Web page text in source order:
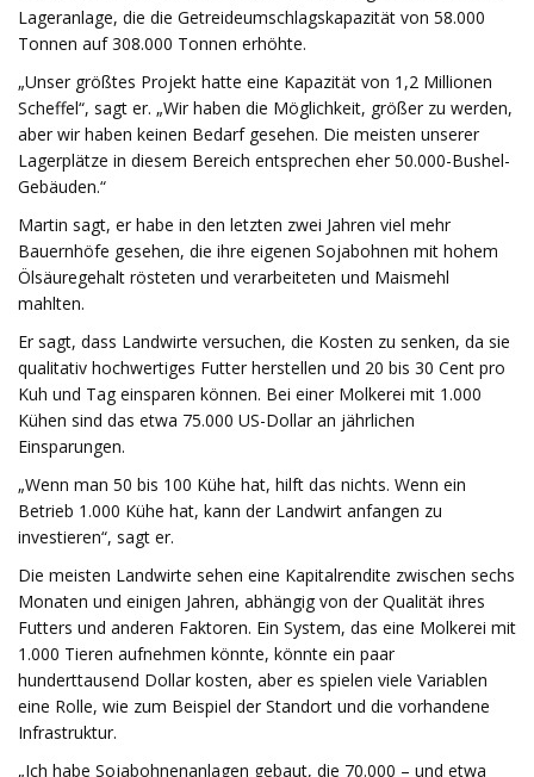
Lageranlage, die die Getreideumschlagskapazität von 58.000
Tonnen auf 308.000 Tonnen erhöhte.
„Unser größtes Projekt hatte eine Kapazität von 1,2 Millionen
Scheffel“, sagt er. „Wir haben die Möglichkeit, größer zu werden,
aber wir haben keinen Bedarf gesehen. Die meisten unserer
Lagerplätze in diesem Bereich entsprechen eher 50.000-Bushel-
Gebäuden.“
Martin sagt, er habe in den letzten zwei Jahren viel mehr
Bauernhöfe gesehen, die ihre eigenen Sojabohnen mit hohem
Ölsäuregehalt rösteten und verarbeiteten und Maismehl
mahlten.
Er sagt, dass Landwirte versuchen, die Kosten zu senken, da sie
qualitativ hochwertiges Futter herstellen und 20 bis 30 Cent pro
Kuh und Tag einsparen können. Bei einer Molkerei mit 1.000
Kühen sind das etwa 75.000 US-Dollar an jährlichen
Einsparungen.
„Wenn man 50 bis 100 Kühe hat, hilft das nichts. Wenn ein
Betrieb 1.000 Kühe hat, kann der Landwirt anfangen zu
investieren“, sagt er.
Die meisten Landwirte sehen eine Kapitalrendite zwischen sechs
Monaten und einigen Jahren, abhängig von der Qualität ihres
Futters und anderen Faktoren. Ein System, das eine Molkerei mit
1.000 Tieren aufnehmen könnte, könnte ein paar
hunderttausend Dollar kosten, aber es spielen viele Variablen
eine Rolle, wie zum Beispiel der Standort und die vorhandene
Infrastruktur.
„Ich habe Sojabohnenanlagen gebaut, die 70.000 – und etwa